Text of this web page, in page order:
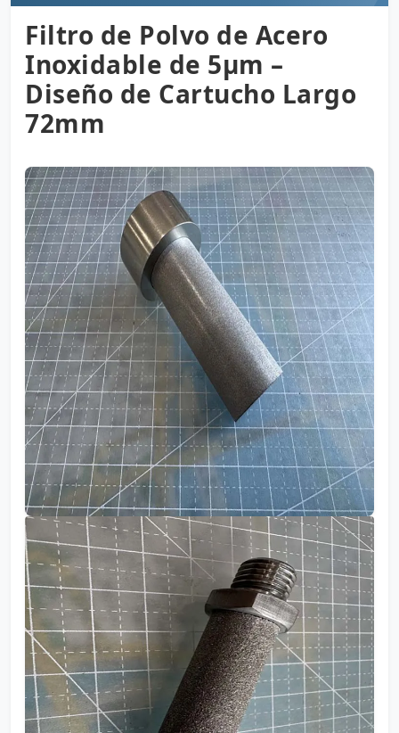
Filtro de Polvo de Acero
Inoxidable de 5µm –
Diseño de Cartucho Largo
72mm